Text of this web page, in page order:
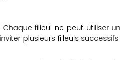
Chaque filleul ne peut utiliser
plusieurs filleuls